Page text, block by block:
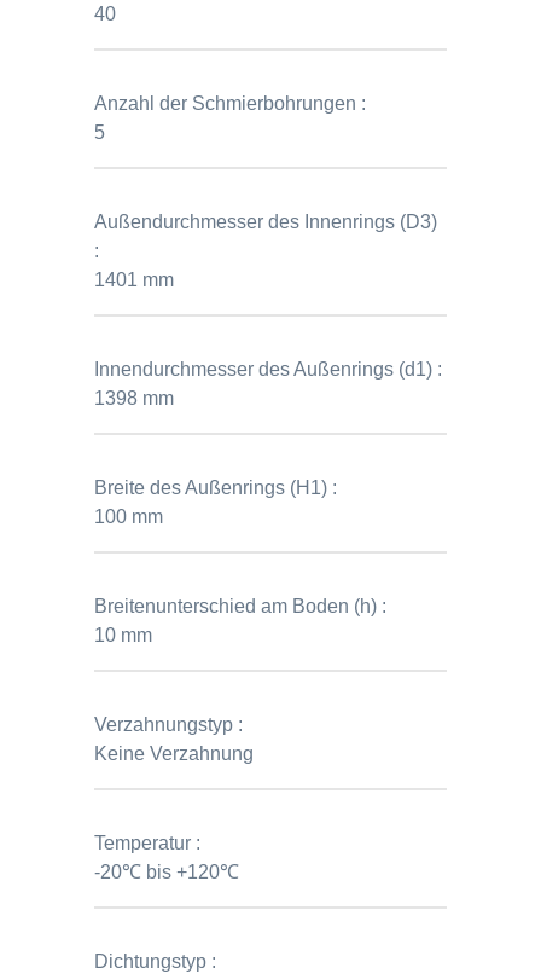
40
Anzahl der Schmierbohrungen :
5
Außendurchmesser des Innenrings (D3)
:
1401 mm
Innendurchmesser des Außenrings (d1) :
1398 mm
Breite des Außenrings (H1) :
100 mm
Breitenunterschied am Boden (h) :
10 mm
Verzahnungstyp :
Keine Verzahnung
Temperatur :
-20℃ bis +120℃
Dichtungstyp :